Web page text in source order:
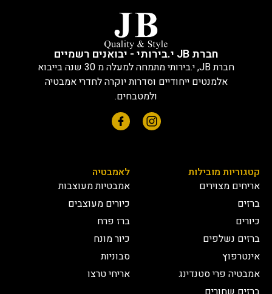
חברת JB י.בירותי - יבואנים רשמיים
חברת JB, י.בירותי מתמחה למעלה מ 30 שנה בייבוא
אלמנטים ייחודיים וסדרות יוקרה לחדרי אמבטיה
ולמטבחים.
קטגוריות מובילות
אריחים מצוירים
ברזים
כיורים
ברזים נשלפים
אינטרפוץ
אמבטיה פרי סטנדינג
לאמבטיה
אמבטיות מעוצבות
כיורים מעוצבים
ברז פרח
כיור מונח
סבוניות
אריחי טרצו